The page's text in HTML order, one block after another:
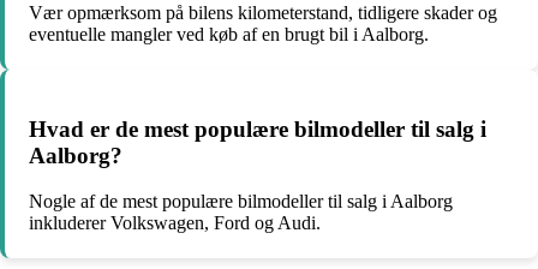
Vær opmærksom på bilens kilometerstand, tidligere skader og
eventuelle mangler ved køb af en brugt bil i Aalborg.
Hvad er de mest populære bilmodeller til salg i
Aalborg?
Nogle af de mest populære bilmodeller til salg i Aalborg
inkluderer Volkswagen, Ford og Audi.